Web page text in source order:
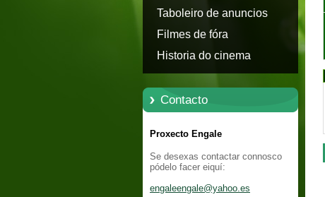
Taboleiro de anuncios
Filmes de fóra
Historia do cinema
Contacto
Proxecto Engale
Se desexas contactar connosco
pódelo facer eiquí:
engaleengale@yahoo.es